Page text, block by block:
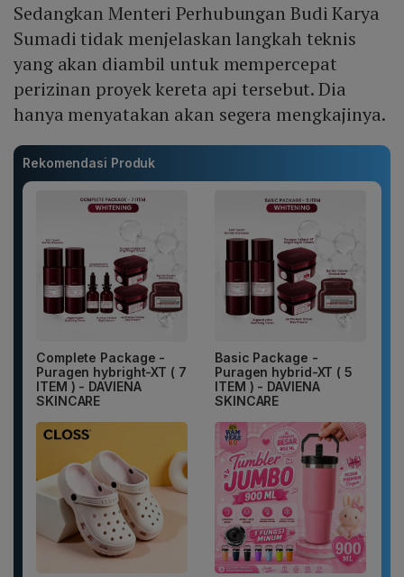
Sedangkan Menteri Perhubungan Budi Karya
Sumadi tidak menjelaskan langkah teknis
yang akan diambil untuk mempercepat
perizinan proyek kereta api tersebut. Dia
hanya menyatakan akan segera mengkajinya.
Rekomendasi Produk
Complete Package -
Puragen hybright-XT ( 7
ITEM ) - DAVIENA
SKINCARE
Basic Package -
Puragen hybrid-XT ( 5
ITEM ) - DAVIENA
SKINCARE